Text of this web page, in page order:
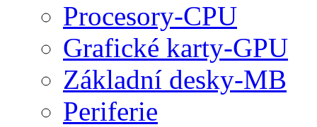
Procesory-CPU
Grafické karty-GPU
Základní desky-MB
Periferie